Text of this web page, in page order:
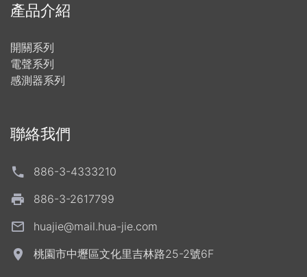
產品介紹
開關系列
電聲系列
感測器系列
聯絡我們
886-3-4333210
886-3-2617799
huajie@mail.hua-jie.com
桃園市中壢區文化里吉林路25-2號6F